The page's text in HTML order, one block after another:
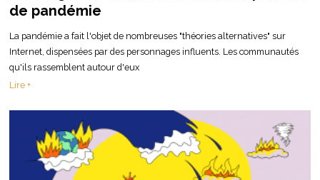
de pandémie
La pandémie a fait l'objet de nombreuses "théories alternatives" sur
Internet, dispensées par des personnages influents. Les communautés
qu'ils rassemblent autour d'eux
Lire +